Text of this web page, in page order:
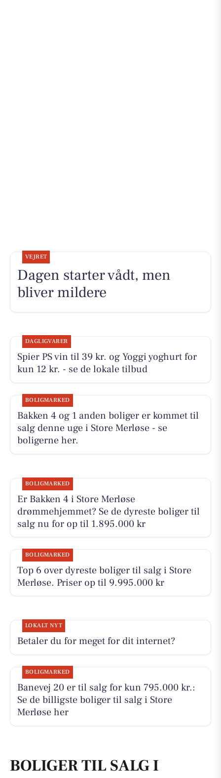
VEJRET
Dagen starter vådt, men
bliver mildere
DAGLIGVARER
Spier PS vin til 39 kr. og Yoggi yoghurt for
kun 12 kr. - se de lokale tilbud
BOLIGMARKED
Bakken 4 og 1 anden boliger er kommet til
salg denne uge i Store Merløse - se
boligerne her.
BOLIGMARKED
Er Bakken 4 i Store Merløse
drømmehjemmet? Se de dyreste boliger til
salg nu for op til 1.895.000 kr
BOLIGMARKED
Top 6 over dyreste boliger til salg i Store
Merløse. Priser op til 9.995.000 kr
LOKALT NYT
Betaler du for meget for dit internet?
BOLIGMARKED
Banevej 20 er til salg for kun 795.000 kr.:
Se de billigste boliger til salg i Store
Merløse her
BOLIGER TIL SALG I